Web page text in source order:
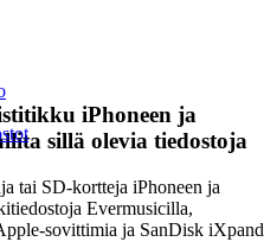
iPhoneen ja
sillä olevia tiedostoja
tai SD-kortteja iPhoneen ja
Evermusicilla,
sovittimia ja SanDisk iXpand